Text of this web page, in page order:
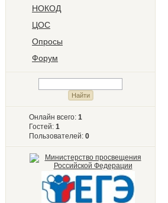
НОКОД
ЦОС
Опросы
Форум
Онлайн всего: 1
Гостей: 1
Пользователей: 0